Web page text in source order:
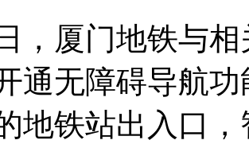
厦门地铁与相
通无障碍导航
地铁站出入口